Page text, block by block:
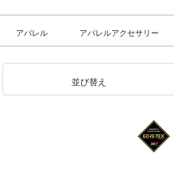
アパレル アパレルアクセサリー
並び替え